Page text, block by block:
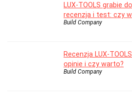
LUX-TOOLS grabie
recenzja i test: czy
Build Company
Recenzja LUX-
opinie i czy warto?
Build Company